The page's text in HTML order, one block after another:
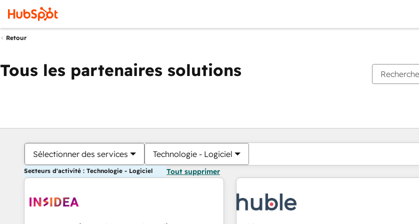
Retour
Tous les partenaires solutions
Sélectionner des services Technologie - Logiciel
Secteurs d'activité : Technologie - Logiciel Tout supprimer
Vous êtes actuellement surPage
PagePagePagePagePagePagePagePagePage